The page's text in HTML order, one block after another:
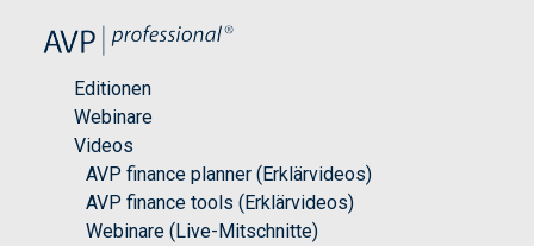
Editionen
Webinare
Videos
AVP finance planner (Erklärvideos)
AVP finance tools (Erklärvideos)
Webinare (Live-Mitschnitte)